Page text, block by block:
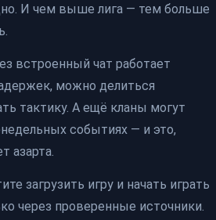
И чем выше лига — тем больше
встроенный чат работает
можно делиться
тактику. А ещё кланы могут
событиях — и это,
азарта.
загрузить игру и начать играть
через проверенные источники.